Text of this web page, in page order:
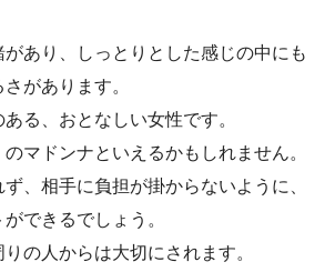
あり、しっとりとした感じの中にも
があります。
る、おとなしい女性です。
マドンナといえるかもしれません。
、相手に負担が掛からないように、
できるでしょう。
の人からは大切にされます。